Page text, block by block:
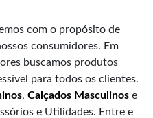
com o propósito de
consumidores. Em
buscamos produtos
para todos os clientes.
, Calçados Masculinos e
e Utilidades. Entre e